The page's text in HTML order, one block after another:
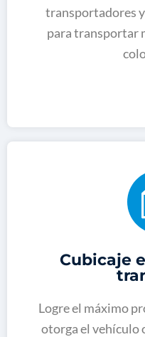
transportadores
para transportar
Cubicaje
Logre el máximo
otorga el vehículo